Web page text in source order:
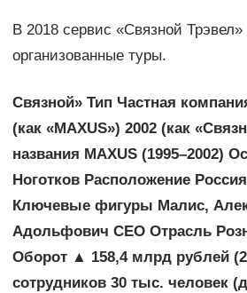
В 2018 сервис «Связной
организованные туры.
Связной» Тип Частная
(как «MAXUS») 2002 (как
названия MAXUS(1995–2002)
Ноготков Расположение
Ключевые фигуры Малис,
Адольфович CEO Отрасль
Оборот ▲ 158,4 млрд рублей
сотрудников 30 тыс. человек